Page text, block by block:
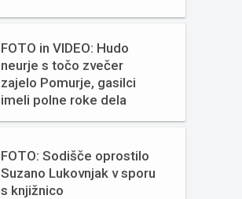
FOTO in VIDEO: Hudo
neurje s točo zvečer
zajelo Pomurje, gasilci
imeli polne roke dela
FOTO: Sodišče oprostilo
Suzano Lukovnjak v sporu
s knjižnico